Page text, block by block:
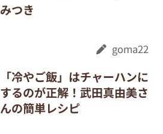
みつき
goma22
「冷やご飯」はチャーハンに
するのが正解！武田真由美さ
んの簡単レシピ